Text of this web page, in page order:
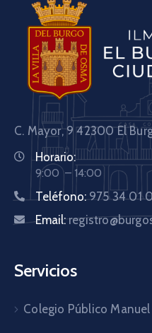
C. Mayor, 9 42300 El
Horario:
9:00 – 14:00
Teléfono:975 34 01
Email:
Servicios
Colegio Público